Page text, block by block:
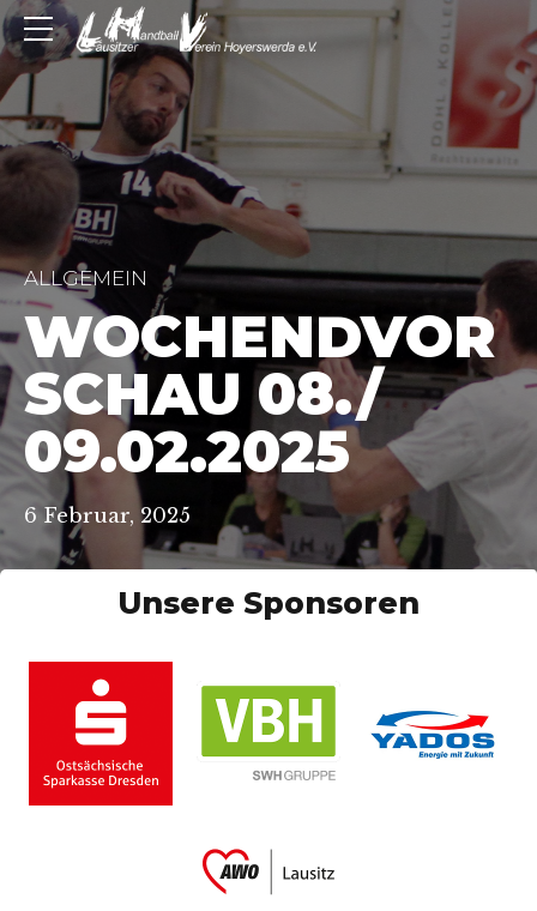
ALLGEMEIN
WOCHENDVOR
SCHAU 08./
09.02.2025
6 Februar, 2025
Unsere Sponsoren